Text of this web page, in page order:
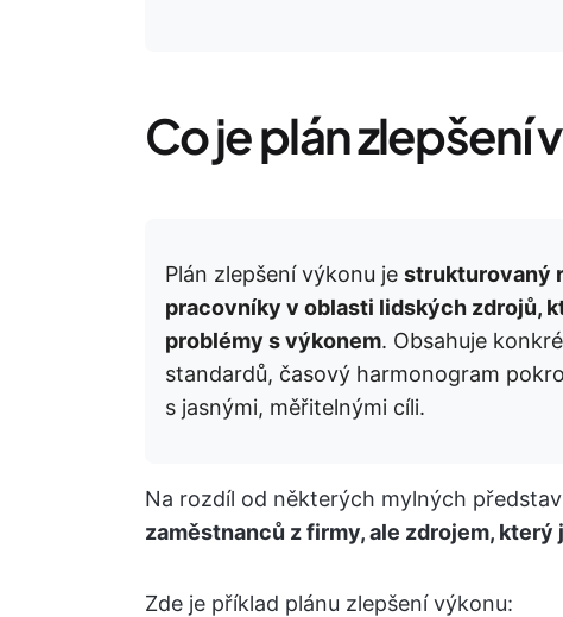
Co je plán zlepšení
Plán zlepšení výkonu je strukturovaný
pracovníky v oblasti lidských zdrojů,
problémy s výkonem. Obsahuje
standardů, časový harmonogram
s jasnými, měřitelnými cíli.
Na rozdíl od některých mylných představ
zaměstnanců z firmy, ale zdrojem, který
Zde je příklad plánu zlepšení výkonu: